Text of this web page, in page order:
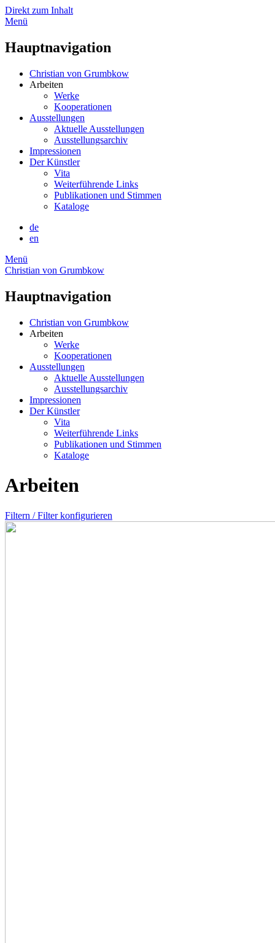
Direkt zum Inhalt
Menü
Hauptnavigation
Christian von Grumbkow
Arbeiten
Werke
Kooperationen
Ausstellungen
Aktuelle Ausstellungen
Ausstellungsarchiv
Impressionen
Der Künstler
Vita
Weiterführende Links
Publikationen und Stimmen
Kataloge
de
en
Menü
Christian von Grumbkow
Hauptnavigation
Christian von Grumbkow
Arbeiten
Werke
Kooperationen
Ausstellungen
Aktuelle Ausstellungen
Ausstellungsarchiv
Impressionen
Der Künstler
Vita
Weiterführende Links
Publikationen und Stimmen
Kataloge
Arbeiten
Filtern / Filter konfigurieren